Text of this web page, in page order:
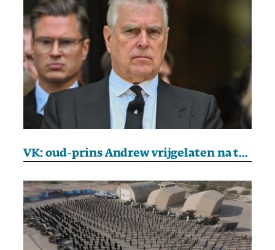
VK: oud-prins Andrew vrijgelaten na twaalf uur in hechtenis